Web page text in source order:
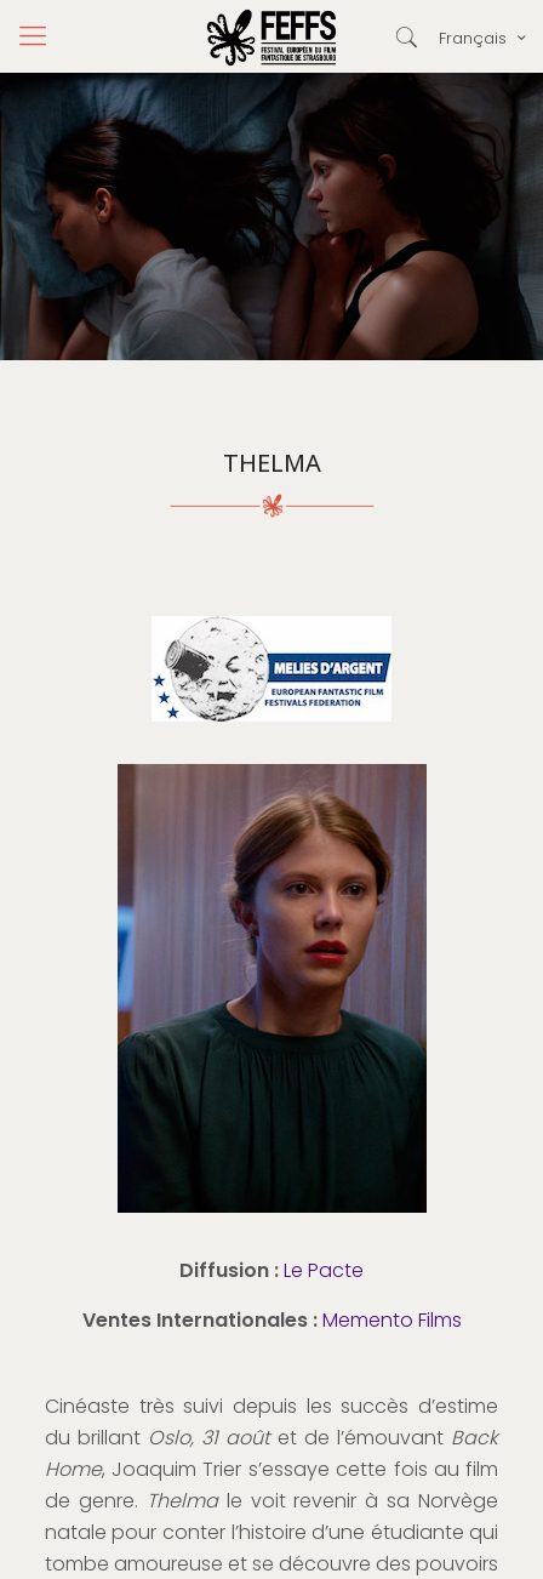
Français
THELMA
Diffusion :Le Pacte
Ventes Internationales :Memento Films
Cinéaste très suivi depuis les succès d’estime
du brillant Oslo, 31 aoûtet de l’émouvant Back
Home, Joaquim Trier s’essaye cette fois au film
de genre. Thelmale voit revenir à sa Norvège
natale pour conter l’histoire d’une étudiante qui
tombe amoureuse et se découvre des pouvoirs